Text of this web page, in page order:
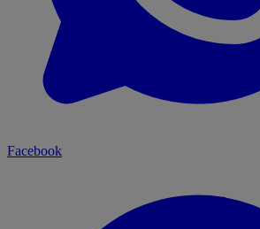
Facebook